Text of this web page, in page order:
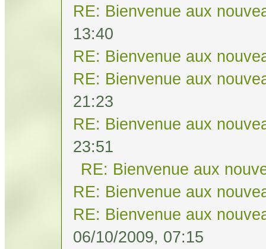
RE: Bienvenue aux
13:40
RE: Bienvenue aux
RE: Bienvenue aux
21:23
RE: Bienvenue aux
23:51
RE: Bienvenue aux
RE: Bienvenue aux
RE: Bienvenue aux
06/10/2009, 07:15